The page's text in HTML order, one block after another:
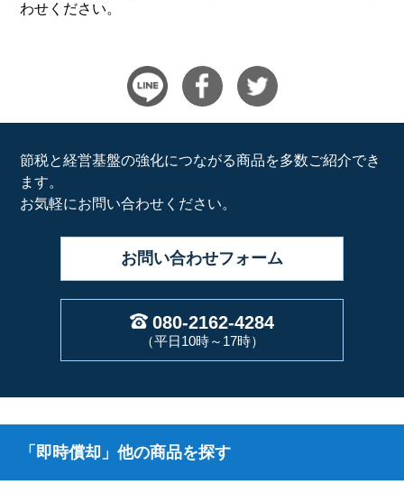
わせください。
節税と経営基盤の強化につながる商品を多数ご紹介でき
ます。
お気軽にお問い合わせください。
お問い合わせフォーム
080-2162-4284
（平日10時～17時）
「即時償却」他の商品を探す